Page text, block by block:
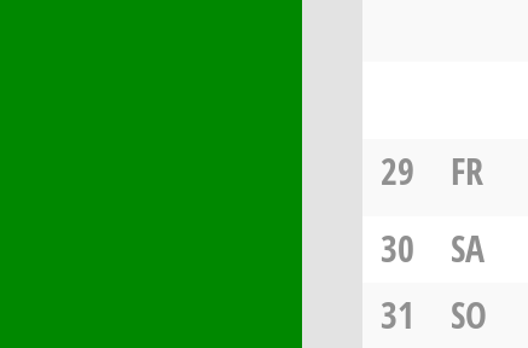
29 FR
30
SA
31
SO